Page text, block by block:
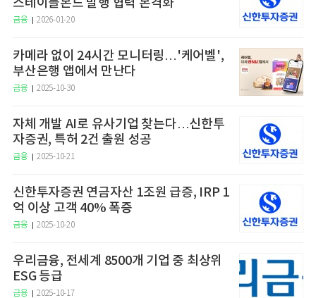
스테이블본드 발행 협력 본격화
금융 2026-01-20
카메라 없이 24시간 모니터링…'케어벨',
부산은행 앱에서 만난다
금융 2025-10-30
자체 개발 AI로 유사기업 찾는다…신한투
자증권, 특허 2건 출원 성공
금융 2025-10-21
신한투자증권 연금자산 1조원 급증, IRP 1
억 이상 고객 40% 폭증
금융 2025-10-20
우리금융, 전세계 8500개 기업 중 최상위
ESG 등급
금융 2025-10-17